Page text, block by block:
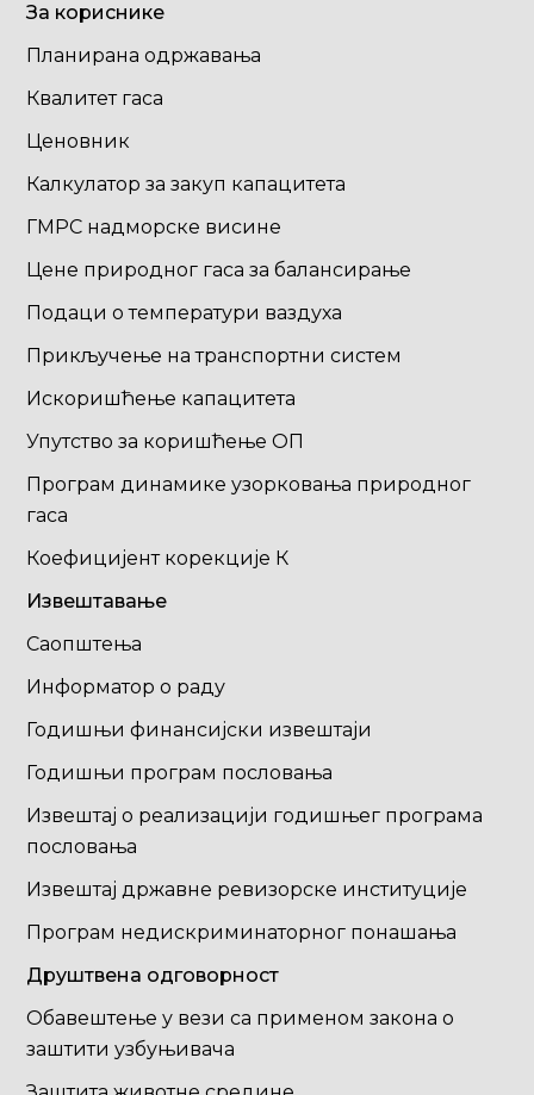
За кориснике
Планирана одржавања
Квалитет гаса
Ценовник
Калкулатор за закуп капацитета
ГМРС надморске висине
Цене природног гаса за балансирање
Подаци о температури ваздуха
Прикључење на транспортни систем
Искоришћење капацитета
Упутство за коришћење ОП
Програм динамике узорковања природног
гаса
Коефицијент корекције К
Извештавање
Саопштења
Информатор о раду
Годишњи финансијски извештаји
Годишњи програм пословања
Извештај о реализацији годишњег програма
пословања
Извештај државне ревизорске институције
Програм недискриминаторног понашања
Друштвена одговорност
Обавештење у вези са применом закона о
заштити узбуњивача